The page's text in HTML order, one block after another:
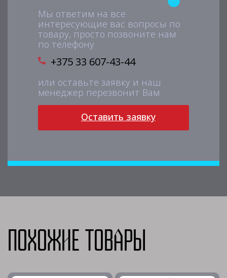
Мы ответим на все
интересующие вас вопросы по
товару, просто позвоните нам
по телефону
+375 33 607-43-44
или оставьте заявку и наш
менеджер перезвонит Вам
Оставить заявку
Похожие товары